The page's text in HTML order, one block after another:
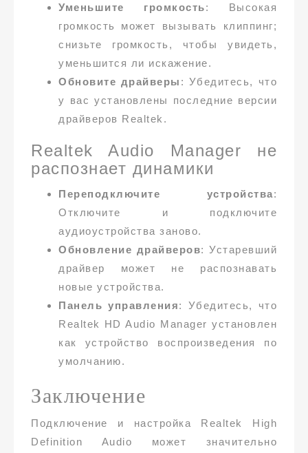
Уменьшите громкость: Высокая
громкость может вызывать клиппинг;
снизьте громкость, чтобы увидеть,
уменьшится ли искажение.
Обновите драйверы : Убедитесь, что
у вас установлены последние версии
драйверов Realtek.
Realtek Audio Manager не
распознает динамики
Переподключите устройства:
Отключите и подключите
аудиоустройства заново.
Обновление драйверов: Устаревший
драйвер может не распознавать
новые устройства.
Панель управления: Убедитесь, что
Realtek HD Audio Manager установлен
как устройство воспроизведения по
умолчанию.
Заключение
Подключение и настройка Realtek High
Definition Audio может значительно